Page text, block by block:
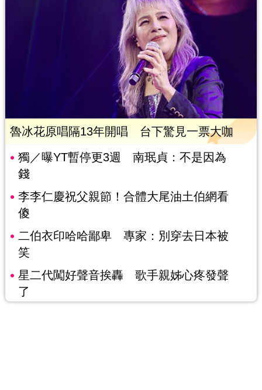
魯冰花原唱隔13年開唱 台下驚見一票大咖
獨／曝YT暫停更3週 南珉貞：不是因為
錢
李李仁慶祝父親節！合體大尾油土伯網看
傻
二伯衣印哈哈鄙卑 專家：別穿去日本被
笑
星二代闖好聲音挨轟 歌手親姊心疼發聲
了